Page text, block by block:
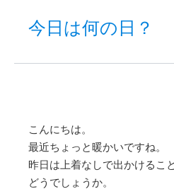
今日は何の日？
こんにちは。
最近ちょっと暖かいですね。
昨日は上着なしで出かけるこ
どうでしょうか。